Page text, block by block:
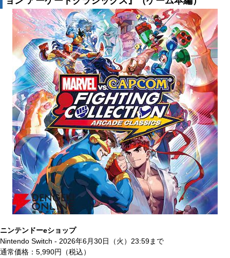
ニンテンドーeショップ
Nintendo Switch - 2026年6月30日（火）23:59まで
通常価格：5,990円（税込）